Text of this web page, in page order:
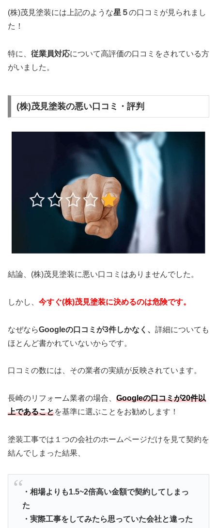
(株)茂見塗装には上記のような星５の口コミが見られまし
た！
特に、 従業員対応について高評価の口コミをされている方
がいました。
(株)茂見塗装の悪い口コミ・評判
結論、(株)茂見塗装に悪い口コミはありませんでした。
しかし、 今すぐ(株)茂見塗装に決めるのは危険です。
なぜならGoogleの口コミが3件しかなく、 詳細についても
ほとんど書かれていないからです。
口コミの数には、その業者の実績が反映されています。
長崎のリフォーム業者の場合、 Googleの口コミが20件以
上であることを基準に選ぶことをお勧めします！
塗装工事では１つの会社のホームページだけを見て契約を
結んでしまった結果、
・相場よりも1.5~2倍高い金額で契約してしまっ
た
・実際工事をしてみたら思っていた会社と違った